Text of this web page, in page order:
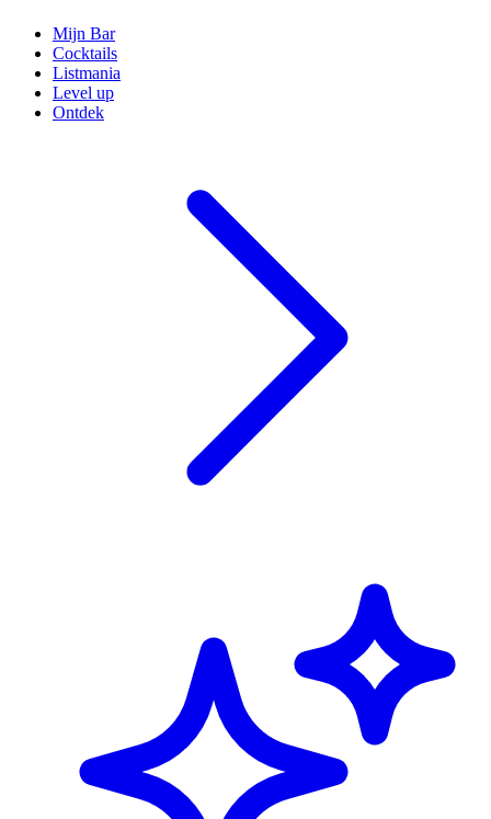
Mijn Bar
Cocktails
Listmania
Level up
Ontdek